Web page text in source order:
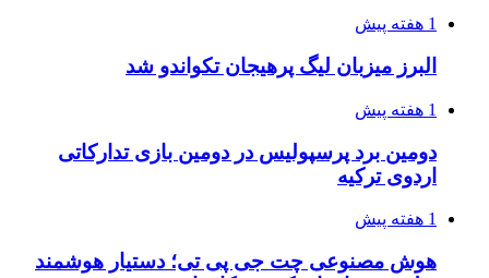
1 هفته پیش
البرز میزبان لیگ پرهیجان تکواندو شد
1 هفته پیش
دومین برد پرسپولیس در دومین بازی تدارکاتی
اردوی ترکیه
1 هفته پیش
هوش مصنوعی چت جی پی تی؛ دستیار هوشمند